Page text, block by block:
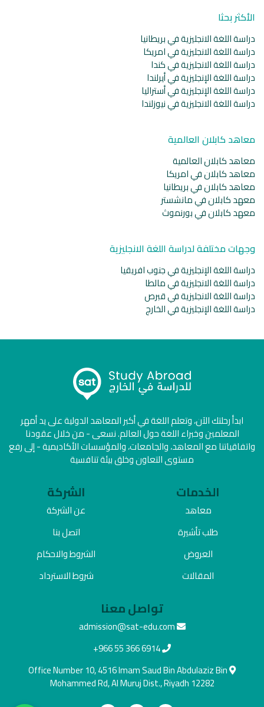
الأكثر بحثا
دراسة اللغة الانجليزية في بريطانيا
دراسة اللغة الانجليزية في امريكا
دراسة اللغة الانجليزية في كندا
دراسة اللغة الإنجليزية في أيرلندا
دراسة اللغة الإنجليزية في أستراليا
دراسة اللغة الانجليزية في نيوزلندا
معاهد كابلان العالمية
معاهد كابلان العالمية
معاهد كابلان في امريكا
معاهد كابلان في بريطانيا
معهد كابلان في مانشستر
معهد كابلان في بورنموث
وجهات مختلفة لدراسة اللغة الانجليزية
دراسة اللغة الإنجليزية في جنوب افريقيا
دراسة اللغة الانجليزية في مالطا
دراسة اللغة الانجليزية في قبرص
دراسة اللغة الإنجليزية في الخارج
ابدأ رحلتك الآن، وتعلم اللغة في أكبر المعاهد الدولية على يد أمهر
المعلمين وخبراء اللغة حول العالم. نسعى - من خلال عقودنا
واتفاقياتنا مع المعاهد، والجامعات، والمؤسسات الأكاديمية - إلى رفع
مستوى التعاون وخلق بيئة تنافسية
الخدمات
معاهد
طلب تأشيرة
العروض
المقالات
الشركة
عن الشركة
اتصل بنا
الشروط والاحكام
شروط الاسترداد
تواصل معنا
admission@sat-edu.com
+966 55 366 6914
Office Number 10, 4516 Imam Saud Bin Abdulaziz Bin
Mohammed Rd, Al Muruj Dist., Riyadh 12282